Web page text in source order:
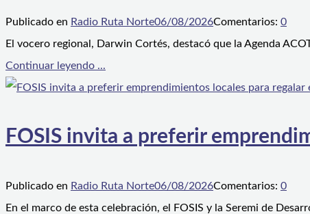
Publicado en Radio Ruta Norte06/08/2026Comentarios: 0
El vocero regional, Darwin Cortés, destacó que la Agenda
Continuar leyendo ...
FOSIS invita a preferir
Publicado en Radio Ruta Norte06/08/2026Comentarios: 0
En el marco de esta celebración, el FOSIS y la Seremi de